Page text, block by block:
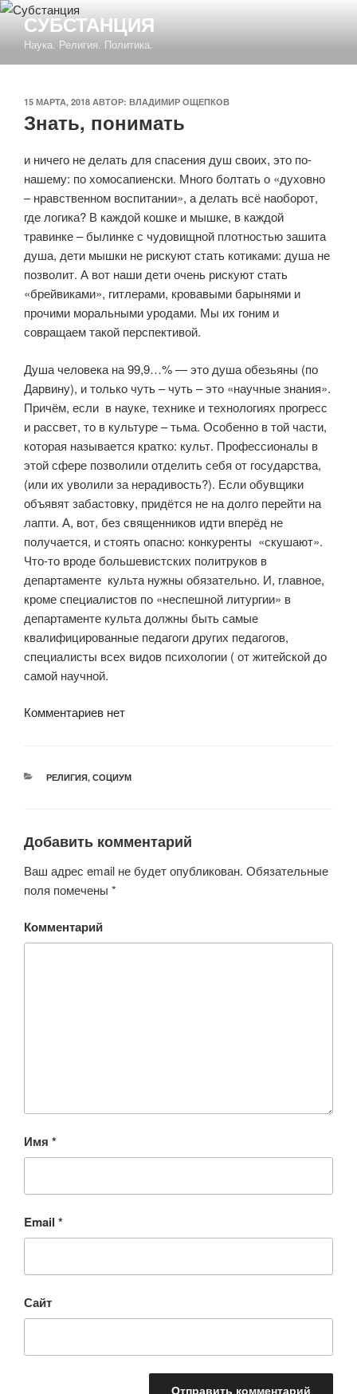
Перейти
содержимому
СУБСТАНЦИЯ
Наука. Религия. Политика.
ОПУБЛИКОВАНО
15 МАРТА, 2018 АВТОР: ВЛАДИМИР ОЩЕПКОВ
Знать, понимать
и ничего не делать для спасения душ своих, это по-
нашему: по хомосапиенски. Много болтать о «духовно
– нравственном воспитании», а делать всё наоборот,
где логика? В каждой кошке и мышке, в каждой
травинке – былинке с чудовищной плотностью зашита
душа, дети мышки не рискуют стать котиками: душа не
позволит. А вот наши дети очень рискуют стать
«брейвиками», гитлерами, кровавыми барынями и
прочими моральными уродами. Мы их гоним и
совращаем такой перспективой.
Душа человека на 99,9…% — это душа обезьяны (по
Дарвину), и только чуть – чуть – это «научные знания».
Причём, если в науке, технике и технологиях прогресс
и рассвет, то в культуре – тьма. Особенно в той части,
которая называется кратко: культ. Профессионалы в
этой сфере позволили отделить себя от государства,
(или их уволили за нерадивость?). Если обувщики
объявят забастовку, придётся не на долго перейти на
лапти. А, вот, без священников идти вперёд не
получается, и стоять опасно: конкуренты «скушают».
Что-то вроде большевистских политруков в
департаменте культа нужны обязательно. И, главное,
кроме специалистов по «неспешной литургии» в
департаменте культа должны быть самые
квалифицированные педагоги других педагогов,
специалисты всех видов психологии ( от житейской до
самой научной.
Комментариев нет
РУБРИКИ
РЕЛИГИЯ, СОЦИУМ
Добавить комментарий
Ваш адрес email не будет опубликован. Обязательные
поля помечены *
Комментарий
Имя *
Email *
Сайт